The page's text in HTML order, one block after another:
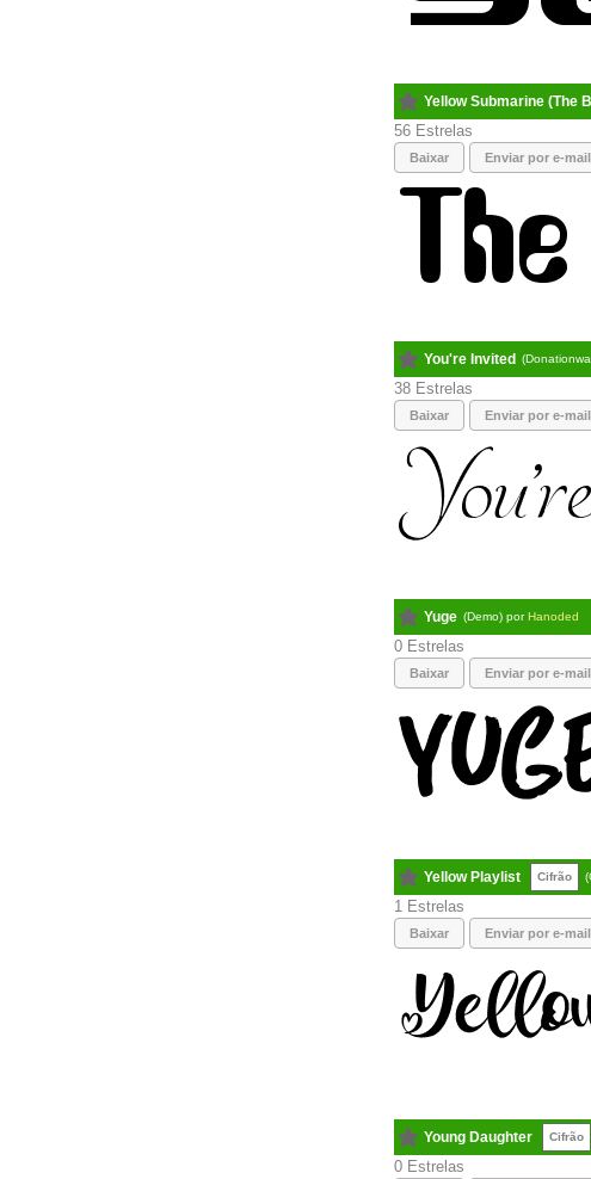
Yellow Submarine (The
56
Baixar Enviar por e-mail
You're Invited
38
Baixar Enviar por e-mail
Yuge (Demo) porHanoded
0
Baixar Enviar por e-mail
Yellow Playlist Cifrão
1
Baixar Enviar por e-mail
Young Daughter Cifrão
0